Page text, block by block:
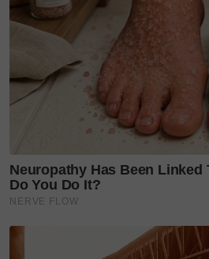
Kalau kita perhatikan kes-kes
diketahui apabila sudah
Ramai antara kita masih
kanser kolon sebagai sesuatu
bagaimana kita boleh ubah
JAWAPAN
Sekitar 70 peratus pesakit
kanser kolon ketika mereka
ketiga atau keempat. Ini yang